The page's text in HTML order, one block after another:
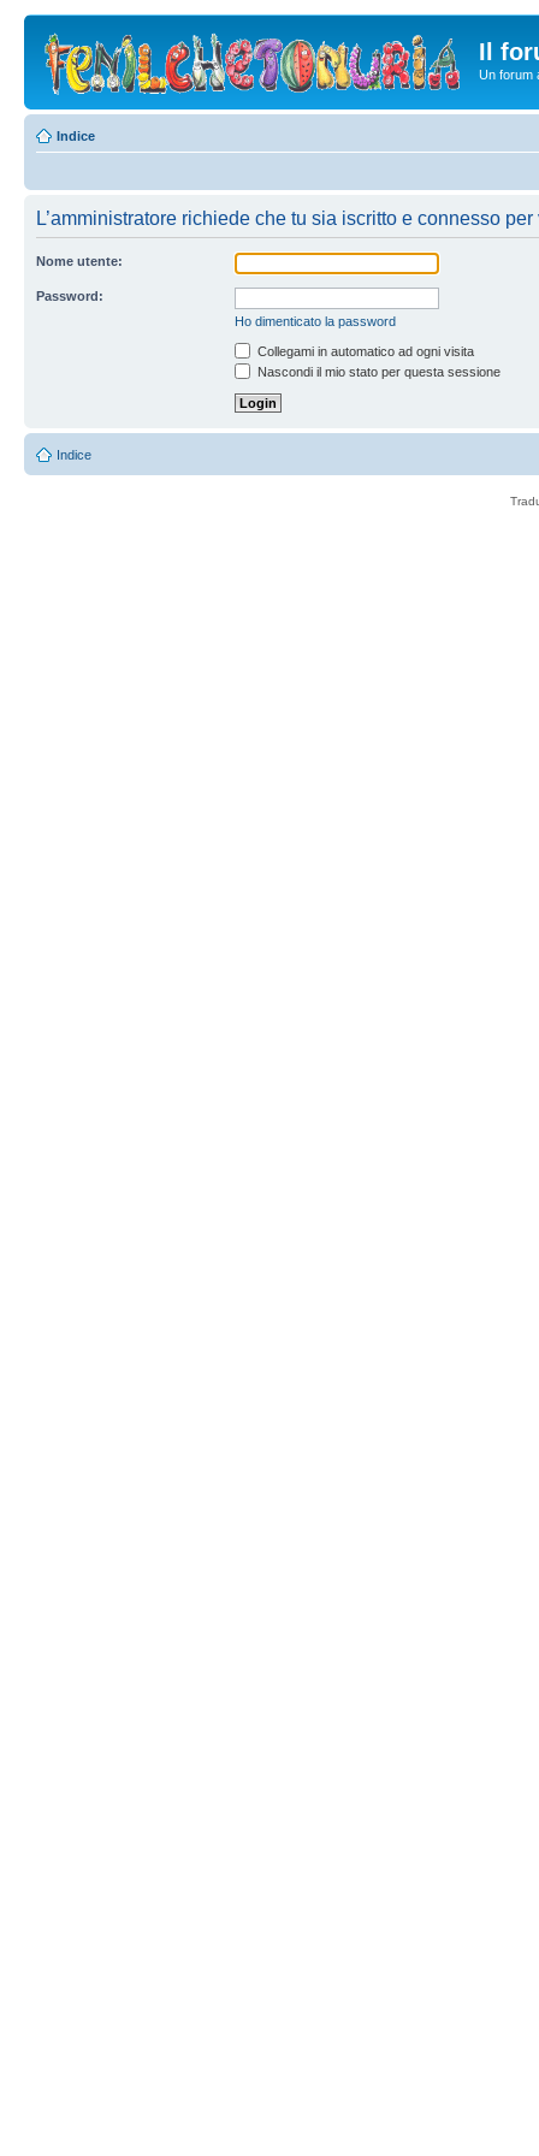
Il
Un forum
Indice
L’amministratore richiede che tu sia iscritto e connesso
Nome utente:
Password:
Ho dimenticato la password
Collegami in automatico ad ogni visita
Nascondi il mio stato per questa sessione
Indice